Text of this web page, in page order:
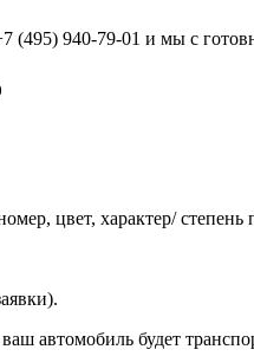
(495) 940-79-01 и мы с
цвет, характер/ степень
автомобиль будет